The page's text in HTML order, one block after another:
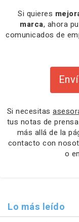
Si quieres
marca, ahora
comunicados de
Si necesitas
tus notas de
más allá de la
contacto con
o
Lo más leído